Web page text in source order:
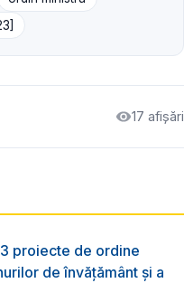
17 afișări
proiecte de ordine
de învățământ și a